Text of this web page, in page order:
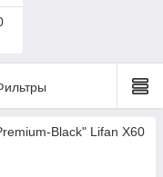
Black" Lifan X60